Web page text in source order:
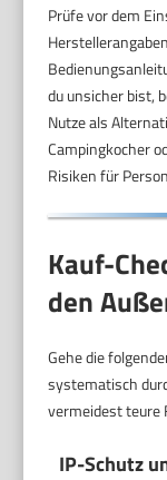
Prüfe vor dem
du unsicher bist,
Nutze als
Campingkocher
Risiken für
Kauf-
den
Gehe die
systematisch
vermeidest teure
IP-Schutz